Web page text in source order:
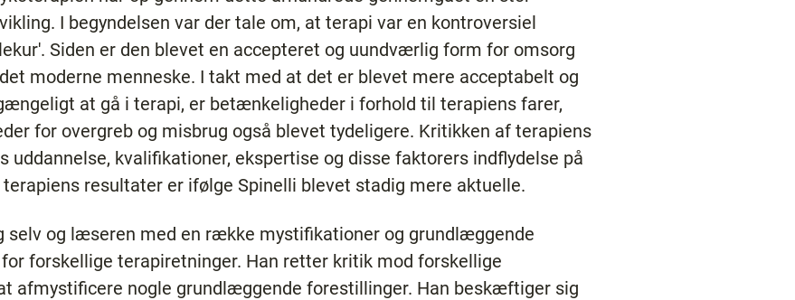
I begyndelsen var der tale om, at terapi var en kontroversiel
Siden er den blevet en accepteret og uundværlig form for omsorg
moderne menneske. I takt med at det er blevet mere acceptabelt og
at gå i terapi, er betænkeligheder i forhold til terapiens farer,
for overgreb og misbrug også blevet tydeligere. Kritikken af terapiens
uddannelse, kvalifikationer, ekspertise og disse faktorers indflydelse på
resultater er ifølge Spinelli blevet stadig mere aktuelle.
selv og læseren med en række mystifikationer og grundlæggende
forskellige terapiretninger. Han retter kritik mod forskellige
afmystificere nogle grundlæggende forestillinger. Han beskæftiger sig